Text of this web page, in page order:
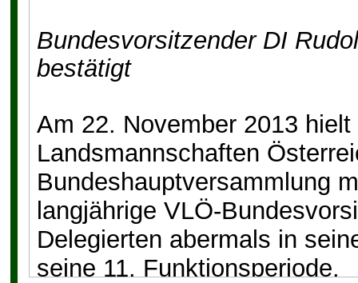
Bundesvorsitzender DI
bestätigt
Am 22. November 2013
Landsmannschaften
Bundeshauptversammlung
langjährige VLÖ-
Delegierten abermals in
seine 11. Funktionsperiode.